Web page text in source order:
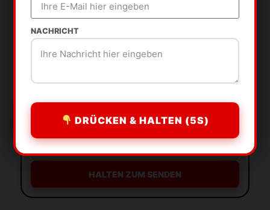
Jemand aus Berlin hat SEO gebucht!
HALTEN ZUM SENDEN
NACHRICHT
DRÜCKEN & HALTEN (5S)